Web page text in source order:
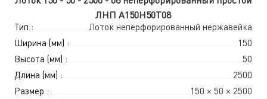
ЛНП А150Н50Т08
Тип :
Лоток неперфорированный нержавейка
Ширина (мм) :
150
Высота (мм) :
50
Длина (мм) :
2500
Размер :
150 × 50 × 2500